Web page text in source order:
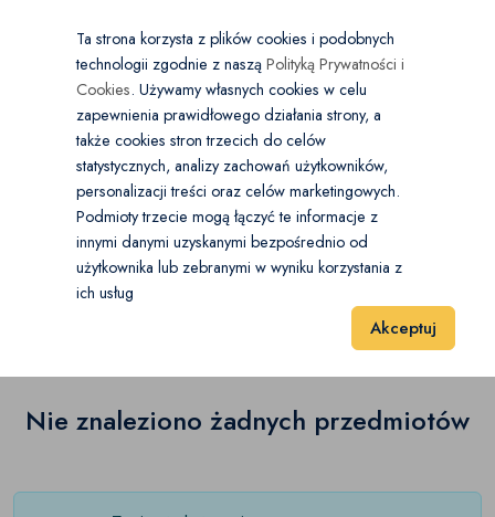
Wybierz kategorię
Ubranka dla chłopców
Bielizna(0)
Bluzki i koszulki(0)
(0)
Dresy(0)
Garnitury i marynarki (0)
×
Kraj PL
PLN
Dla Dzieci Ubranka dla chłopców Kombinezony
Kombinezony (0)
20 60
Nie znaleziono żadnych przedmiotów
Ta strona korzysta z plików cookies i podobnych
technologii zgodnie z nasząPolityką Prywatności i
Cookies. Używamy własnych cookies w celu
zapewnienia prawidłowego działania strony, a
także cookies stron trzecich do celów
statystycznych, analizy zachowań użytkowników,
personalizacji treści oraz celów marketingowych.
Podmioty trzecie mogą łączyć te informacje z
innymi danymi uzyskanymi bezpośrednio od
użytkownika lub zebranymi w wyniku korzystania z
ich usług
Akceptuj